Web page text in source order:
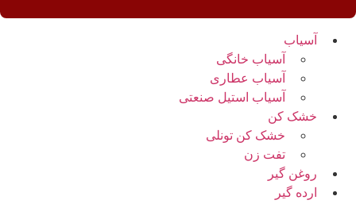
آسیاب
آسیاب خانگی
آسیاب عطاری
آسیاب استیل صنعتی
خشک کن
خشک کن تونلی
تفت زن
روغن گیر
ارده گیر